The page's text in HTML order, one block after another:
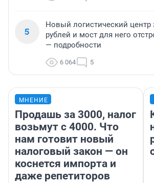
5
Новый логистический центр
рублей и мост для него
— подробности
6 064 5
МНЕНИЕ
Продашь за 3000, налог
возьмут с 4000. Что
нам готовит новый
налоговый закон — он
коснется импорта и
даже репетиторов